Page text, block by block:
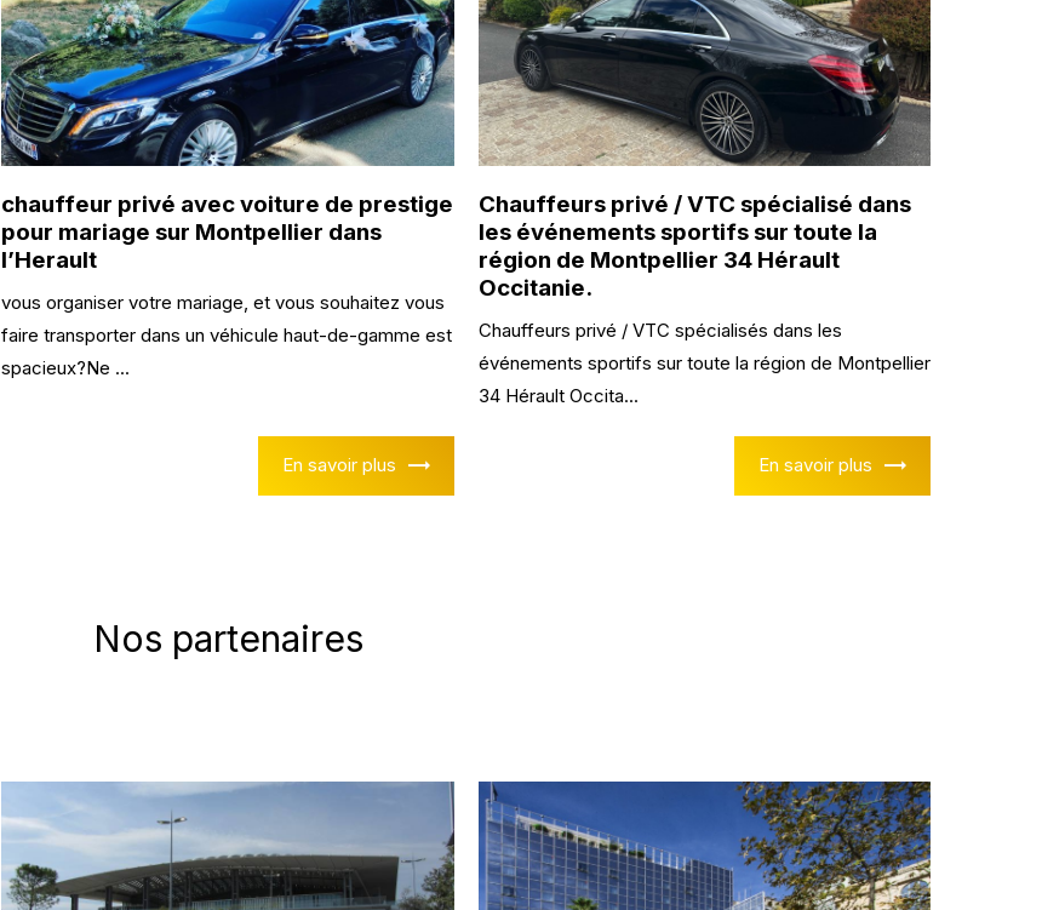
chauffeur privé avec voiture de prestige
pour mariage sur Montpellier dans
l’Herault
vous organiser votre mariage, et vous souhaitez vous
faire transporter dans un véhicule haut-de-gamme est
spacieux?Ne ...
En savoir plus
Chauffeurs privé / VTC spécialisé dans
les événements sportifs sur toute la
région de Montpellier 34 Hérault
Occitanie.
Chauffeurs privé / VTC spécialisés dans les
événements sportifs sur toute la région de Montpellier
34 Hérault Occita...
En savoir plus
Nos partenaires